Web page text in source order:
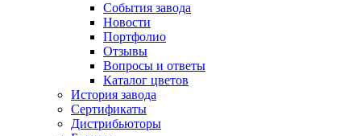
События завода
Новости
Портфолио
Отзывы
Вопросы и ответы
Каталог цветов
История завода
Сертификаты
Дистрибьюторы